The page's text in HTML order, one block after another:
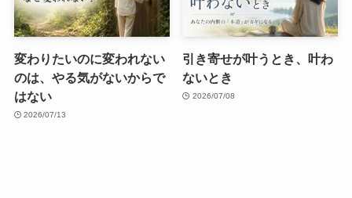
変わりたいのに変われない
のは、やる気がないからで
はない
2026/07/13
引き寄せが叶うとき、叶わ
ないとき
2026/07/08